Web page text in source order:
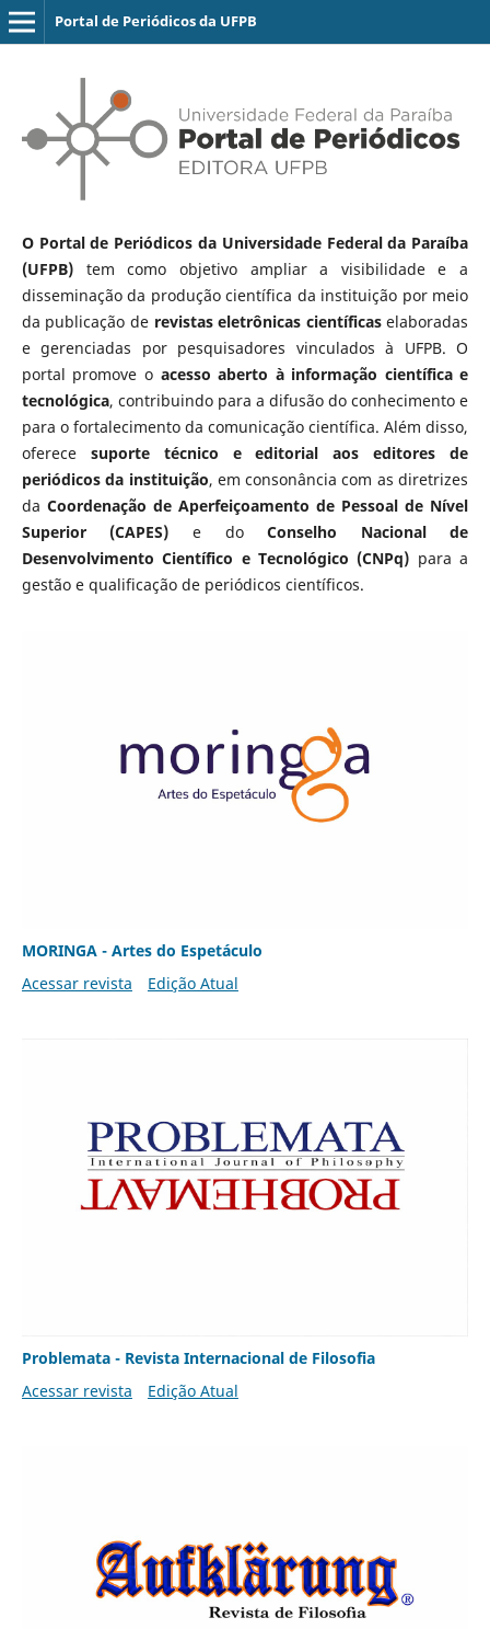
Portal de Periódicos da UFPB
O Portal de Periódicos da Universidade Federal da Paraíba
(UFPB)tem como objetivo ampliar a visibilidade e a
disseminação da produção científica da instituição por meio
da publicação de revistas eletrônicas científicaselaboradas
e gerenciadas por pesquisadores vinculados à UFPB. O
portal promove o acesso aberto à informação científica e
tecnológica, contribuindo para a difusão do conhecimento e
para o fortalecimento da comunicação científica. Além disso,
oferece suporte técnico e editorial aos editores de
periódicos da instituição, em consonância com as diretrizes
da Coordenação de Aperfeiçoamento de Pessoal de Nível
Superior (CAPES) e doConselho Nacional de
Desenvolvimento Científico e Tecnológico (CNPq) para a
gestão e qualificação de periódicos científicos.
MORINGA - Artes do Espetáculo
Acessar revista
Edição Atual
Problemata - Revista Internacional de Filosofia
Acessar revista
Edição Atual